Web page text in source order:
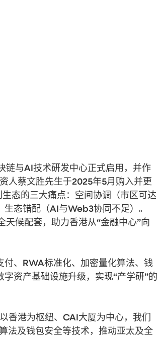
与AI技术研发中心正式启用，并作
人蔡文胜先生于2025年5月购入并更
态的三大痛点：空间协调（市区可达
态错配（AI与Web3协同不足）。
候配套，助力香港从“金融中心”向
、RWA标准化、加密量化算法、钱
资产基础设施升级，实现“产学研”的
香港为枢纽、CAI大厦为中心，我们
法及钱包安全等技术，推动亚太及全